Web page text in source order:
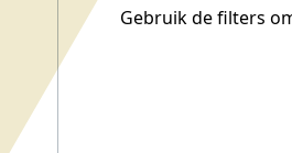
Gebruik de filters